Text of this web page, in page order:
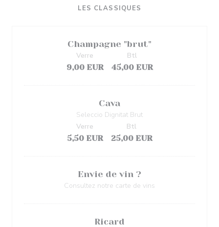
LES CLASSIQUES
Champagne "brut"
9,00 EUR
Verre
45,00 EUR
Btl
Cava
Seleccio Dignitat Brut
5,50 EUR
Verre
25,00 EUR
Btl
Envie de vin ?
Consultez notre carte de vins
Ricard